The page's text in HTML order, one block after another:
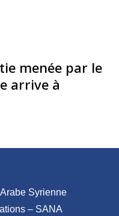
menée par le
arrive à
Syrienne
– SANA